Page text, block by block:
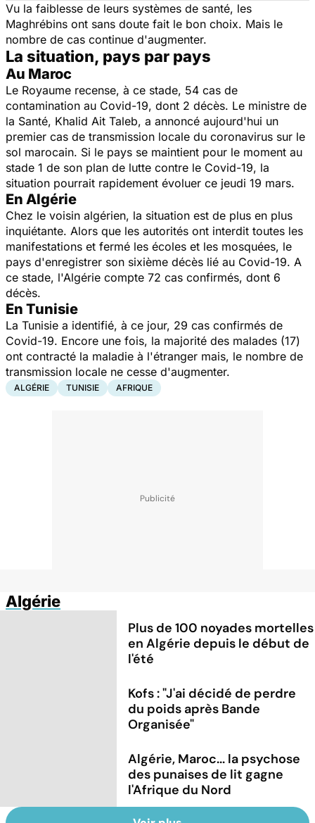
Vu la faiblesse de leurs systèmes de santé, les
Maghrébins ont sans doute fait le bon choix. Mais le
nombre de cas continue d'augmenter.
La situation, pays par pays
Au Maroc
Le Royaume recense, à ce stade, 54 cas de
contamination au Covid-19, dont 2 décès. Le ministre de
la Santé, Khalid Ait Taleb, a annoncé aujourd'hui un
premier cas de transmission locale du coronavirus sur le
sol marocain. Si le pays se maintient pour le moment au
stade 1 de son plan de lutte contre le Covid-19, la
situation pourrait rapidement évoluer ce jeudi 19 mars.
En Algérie
Chez le voisin algérien, la situation est de plus en plus
inquiétante. Alors que les autorités ont interdit toutes les
manifestations et fermé les écoles et les mosquées, le
pays d'enregistrer son sixième décès lié au Covid-19. A
ce stade, l'Algérie compte 72 cas confirmés, dont 6
décès.
En Tunisie
La Tunisie a identifié, à ce jour, 29 cas confirmés de
Covid-19. Encore une fois, la majorité des malades (17)
ont contracté la maladie à l'étranger mais, le nombre de
transmission locale ne cesse d'augmenter.
ALGÉRIE TUNISIE AFRIQUE
Algérie
Plus de 100 noyades mortelles
en Algérie depuis le début de
l'été
Kofs : "J'ai décidé de perdre
du poids après Bande
Organisée"
Algérie, Maroc... la psychose
des punaises de lit gagne
l'Afrique du Nord